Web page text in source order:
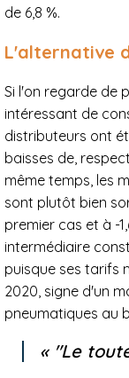
de 6,8 %.
L'alternative
Si l'on regarde de
intéressant de
distributeurs ont
baisses de,
même temps, les
sont plutôt bien
premier cas et à -
intermédiaire
puisque ses tarifs
2020, signe d'un
pneumatiques au
"Le